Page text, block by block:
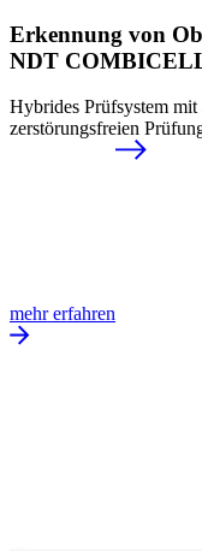
Erkennung von
NDT
Hybrides Prüfsystem
zerstörungsfreien
mehr erfahren